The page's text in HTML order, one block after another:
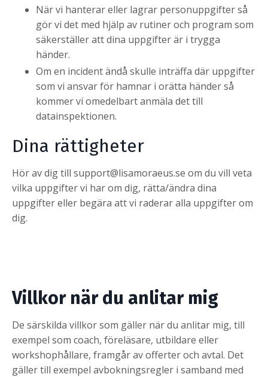
När vi hanterar eller lagrar personuppgifter så
gör vi det med hjälp av rutiner och program som
säkerställer att dina uppgifter är i trygga
händer.
Om en incident ändå skulle inträffa där uppgifter
som vi ansvar för hamnar i orätta händer så
kommer vi omedelbart anmäla det till
datainspektionen.
Dina rättigheter
Hör av dig till support@lisamoraeus.se om du vill veta
vilka uppgifter vi har om dig, rätta/ändra dina
uppgifter eller begära att vi raderar alla uppgifter om
dig.
Villkor när du anlitar mig
De särskilda villkor som gäller när du anlitar mig, till
exempel som coach, föreläsare, utbildare eller
workshophållare, framgår av offerter och avtal. Det
gäller till exempel avbokningsregler i samband med